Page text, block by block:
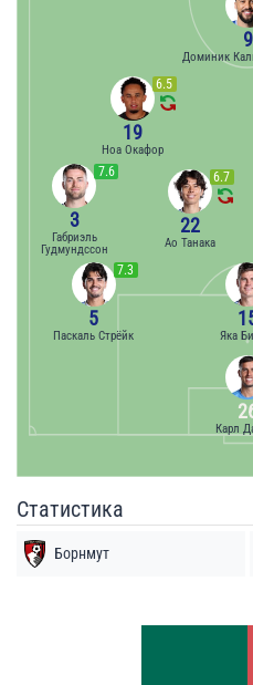
Карл
7.3
5
Паскаль Стрёйк Яка
7.6
3
Габриэль
Гудмундссон
6.7
22
Ао Танака
6.5
19
Ноа Окафор
9
Доминик
Статистика
Борнмут